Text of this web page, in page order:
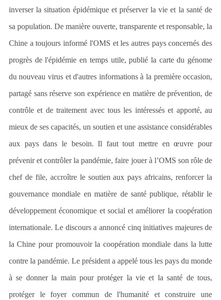
inverser la situation épidémique et préserver la vie et la santé de
sa population. De manière ouverte, transparente et responsable, la
Chine a toujours informé l'OMS et les autres pays concernés des
progrès de l'épidémie en temps utile, publié la carte du génome
du nouveau virus et d'autres informations à la première occasion,
partagé sans réserve son expérience en matière de prévention, de
contrôle et de traitement avec tous les intéressés et apporté, au
mieux de ses capacités, un soutien et une assistance considérables
aux pays dans le besoin. Il faut tout mettre en œuvre pour
prévenir et contrôler la pandémie, faire jouer à l’OMS son rôle de
chef de file, accroître le soutien aux pays africains, renforcer la
gouvernance mondiale en matière de santé publique, rétablir le
développement économique et social et améliorer la coopération
internationale. Le discours a annoncé cinq initiatives majeures de
la Chine pour promouvoir la coopération mondiale dans la lutte
contre la pandémie. Le président a appelé tous les pays du monde
à se donner la main pour protéger la vie et la santé de tous,
protéger le foyer commun de l'humanité et construire une